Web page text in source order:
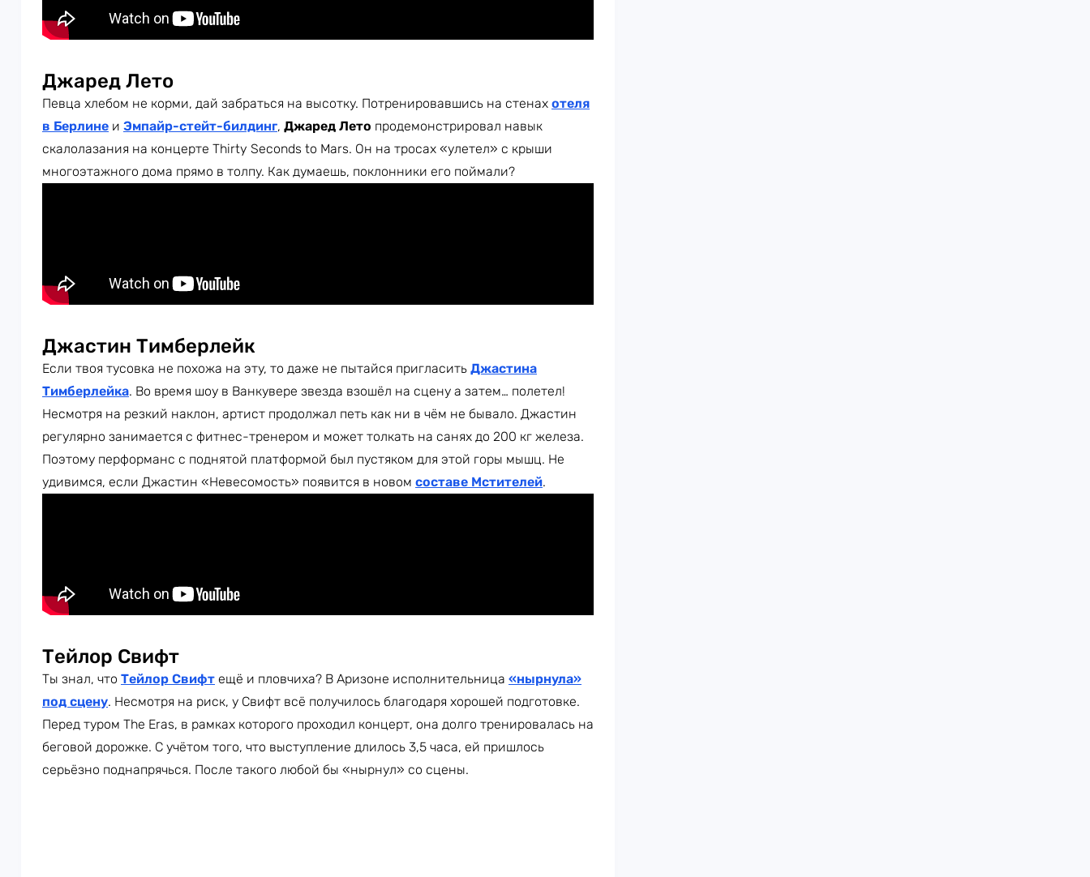
Джаред Лето
Певца хлебом не корми, дай забраться на высотку. Потренировавшись на стенах отеля
в Берлине и Эмпайр-стейт-билдинг, Джаред Лето продемонстрировал навык
скалолазания на концерте Thirty Seconds to Mars. Он на тросах «улетел» с крыши
многоэтажного дома прямо в толпу. Как думаешь, поклонники его поймали?
Джастин Тимберлейк
Если твоя тусовка не похожа на эту, то даже не пытайся пригласить Джастина
Тимберлейка. Во время шоу в Ванкувере звезда взошёл на сцену а затем… полетел!
Несмотря на резкий наклон, артист продолжал петь как ни в чём не бывало. Джастин
регулярно занимается с фитнес-тренером и может толкать на санях до 200 кг железа.
Поэтому перформанс с поднятой платформой был пустяком для этой горы мышц. Не
удивимся, если Джастин «Невесомость» появится в новом составе Мстителей.
Тейлор Свифт
Ты знал, что Тейлор Свифт ещё и пловчиха? В Аризоне исполнительница «нырнула»
под сцену. Несмотря на риск, у Свифт всё получилось благодаря хорошей подготовке.
Перед туром The Eras, в рамках которого проходил концерт, она долго тренировалась на
беговой дорожке. С учётом того, что выступление длилось 3,5 часа, ей пришлось
серьёзно поднапрячься. После такого любой бы «нырнул» со сцены.